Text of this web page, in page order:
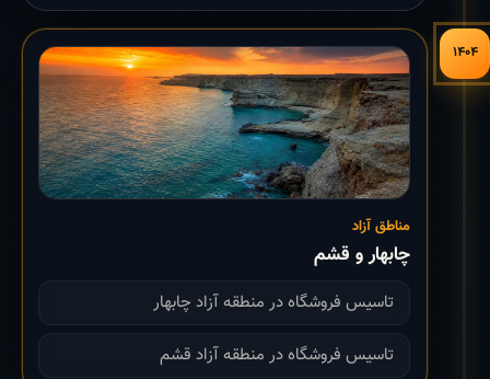
۱۴۰۴
مناطق آزاد
چابهار و قشم
تاسیس فروشگاه در منطقه آزاد چابهار
تاسیس فروشگاه در منطقه آزاد قشم